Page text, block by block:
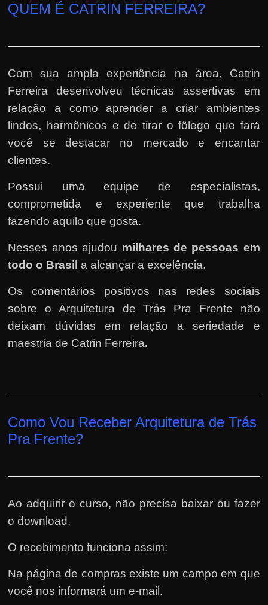
QUEM É CATRIN FERREIRA?
Com sua ampla experiência na área, Catrin
Ferreira desenvolveu técnicas assertivas em
relação a como aprender a criar ambientes
lindos, harmônicos e de tirar o fôlego que fará
você se destacar no mercado e encantar
clientes.
Possui uma equipe de especialistas,
comprometida e experiente que trabalha
fazendo aquilo que gosta.
Nesses anos ajudou milhares de pessoas em
todo o Brasil a alcançar a excelência.
Os comentários positivos nas redes sociais
sobre o Arquitetura de Trás Pra Frente não
deixam dúvidas em relação a seriedade e
maestria de Catrin Ferreira.
Como Vou Receber Arquitetura de Trás
Pra Frente?
Ao adquirir o curso, não precisa baixar ou fazer
o download.
O recebimento funciona assim:
Na página de compras existe um campo em que
você nos informará um e-mail.